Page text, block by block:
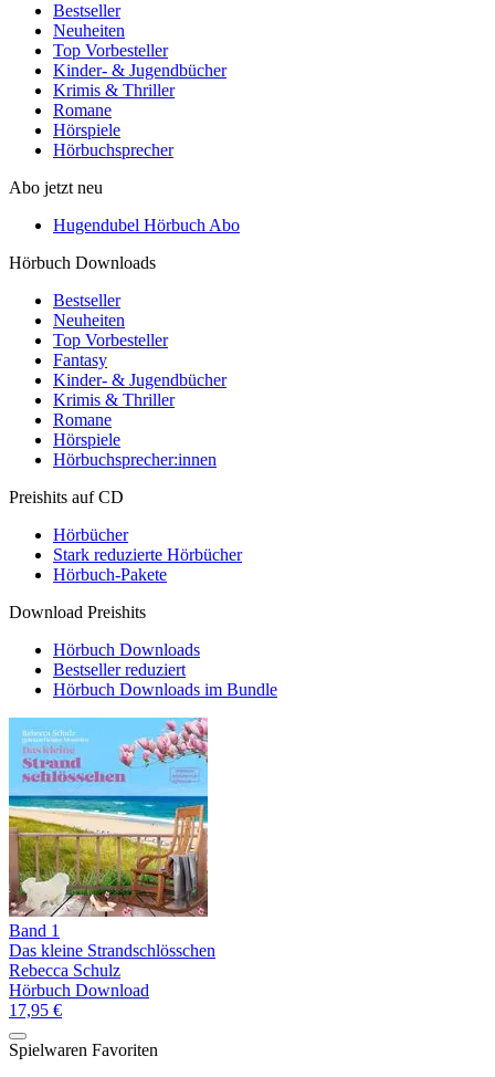
Bestseller
Neuheiten
Top Vorbesteller
Kinder- & Jugendbücher
Krimis & Thriller
Romane
Hörspiele
Hörbuchsprecher
Abo jetzt neu
Hugendubel Hörbuch Abo
Hörbuch Downloads
Bestseller
Neuheiten
Top Vorbesteller
Fantasy
Kinder- & Jugendbücher
Krimis & Thriller
Romane
Hörspiele
Hörbuchsprecher:innen
Preishits auf CD
Hörbücher
Stark reduzierte Hörbücher
Hörbuch-Pakete
Download Preishits
Hörbuch Downloads
Bestseller reduziert
Hörbuch Downloads im Bundle
Band 1
Das kleine Strandschlösschen
Rebecca Schulz
Hörbuch Download
17,95 €
Spielwaren Favoriten